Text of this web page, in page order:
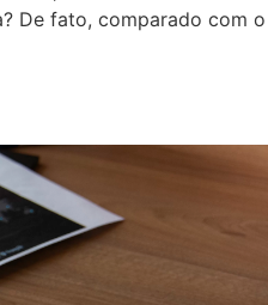
De fato, comparado com o